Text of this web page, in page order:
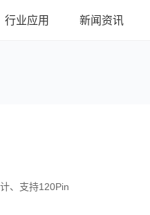
行业应用 新闻资讯
、支持120Pin